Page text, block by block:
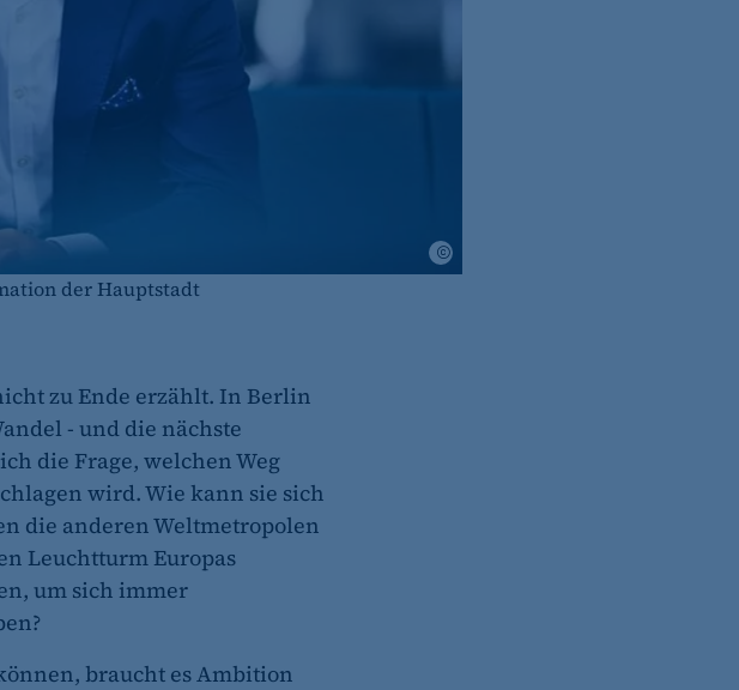
der Hauptstadt
zu Ende erzählt. In Berlin
- und die nächste
die Frage, welchen Weg
wird. Wie kann sie sich
die anderen Weltmetropolen
Leuchtturm Europas
um sich immer
braucht es Ambition